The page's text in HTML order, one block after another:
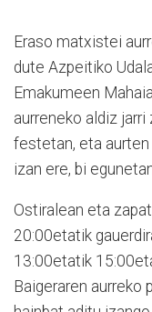
Eraso matxistei
dute Azpeitiko
Emakumeen
aurreneko aldiz
festetan, eta aurten
izan ere, bi
Ostiralean eta
20:00etatik
13:00etatik
Baigeraren aurreko